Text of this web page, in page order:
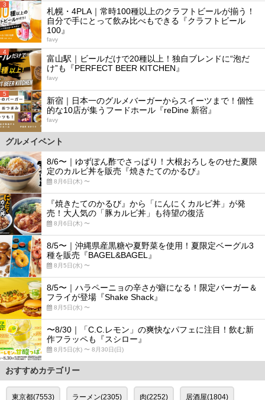
3
札幌・4PLA｜常時100種以上のクラフトビールが揃う！
自分で手にとって飲み比べもできる『クラフトビール
100』
favy
4
富山駅｜ビールだけで20種以上！独自ブレンドに“泡だ
け”も『PERFECT BEER KITCHEN』
favy
5
新宿｜日本一のグルメバーガーからスイーツまで！個性
的な10店が集うフードホール『reDine 新宿』
favy
グルメイベント
8/6〜｜ゆずぽん酢でさっぱり！大根おろしをのせた夏限
定のカルビ丼を販売『焼きたてのかるび』
8月6日(木) 〜
『焼きたてのかるび』から「にんにくカルビ丼」が発
売！大人気の「豚カルビ丼」も待望の復活
8月6日(木) 〜
8/5〜｜沖縄県産黒糖や夏野菜を使用！夏限定ベーグル3
種を販売『BAGEL&BAGEL』
8月5日(水) 〜
8/5〜｜ハラペーニョの辛さが癖になる！限定バーガー＆
フライが登場『Shake Shack』
8月5日(水) 〜
〜8/30｜「C.C.レモン」の爽快なパフェに注目！飲む新
作フラッペも『スシロー』
8月5日(水) 〜 8月30日(日)
おすすめカテゴリー
東京都(7553) ラーメン(2305) 肉(2252) 居酒屋(1804)